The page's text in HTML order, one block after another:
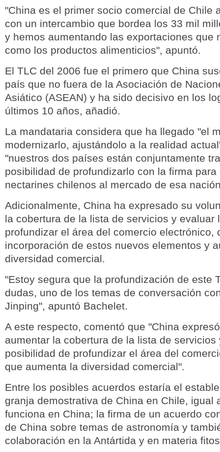
"China es el primer socio comercial de Chile
con un intercambio que bordea los 33 mil
y hemos aumentando las exportaciones que
como los productos alimenticios", apuntó.
El TLC del 2006 fue el primero que China
país que no fuera de la Asociación de
Asiático (ASEAN) y ha sido decisivo en los
últimos 10 años, añadió.
La mandataria considera que ha llegado "el
modernizarlo, ajustándolo a la realidad
"nuestros dos países están conjuntamente
posibilidad de profundizarlo con la firma
nectarines chilenos al mercado de esa
Adicionalmente, China ha expresado su
la cobertura de la lista de servicios y evaluar
profundizar el área del comercio electrónico,
incorporación de estos nuevos elementos y
diversidad comercial.
"Estoy segura que la profundización de este
dudas, uno de los temas de conversación
Jinping", apuntó Bachelet.
A este respecto, comentó que "China
aumentar la cobertura de la lista de servicios
posibilidad de profundizar el área del
que aumenta la diversidad comercial".
Entre los posibles acuerdos estaría el
granja demostrativa de China en Chile, igual
funciona en China; la firma de un acuerdo
de China sobre temas de astronomía y
colaboración en la Antártida y en materia